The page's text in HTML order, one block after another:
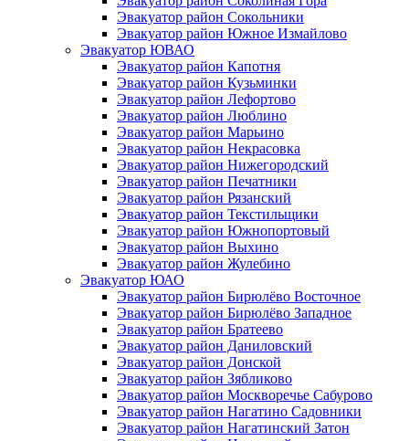
Эвакуатор район Сокольники
Эвакуатор район Южное Измайлово
Эвакуатор ЮВАО
Эвакуатор район Капотня
Эвакуатор район Кузьминки
Эвакуатор район Лефортово
Эвакуатор район Люблино
Эвакуатор район Марьино
Эвакуатор район Некрасовка
Эвакуатор район Нижегородский
Эвакуатор район Печатники
Эвакуатор район Рязанский
Эвакуатор район Текстильщики
Эвакуатор район Южнопортовый
Эвакуатор район Выхино
Эвакуатор район Жулебино
Эвакуатор ЮАО
Эвакуатор район Бирюлёво Восточное
Эвакуатор район Бирюлёво Западное
Эвакуатор район Братеево
Эвакуатор район Даниловский
Эвакуатор район Донской
Эвакуатор район Зябликово
Эвакуатор район Москворечье Сабурово
Эвакуатор район Нагатино Cадовники
Эвакуатор район Нагатинский Затон